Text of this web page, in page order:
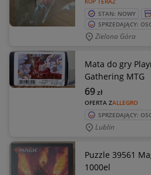
STAN: NOWY
SPRZEDAJĄCY:
Zielona Góra
Mata do gry
Gathering MTG
OFERTA ZALLEGRO
69zł
SPRZEDAJĄCY:
Lublin
Puzzle 39561
1000el